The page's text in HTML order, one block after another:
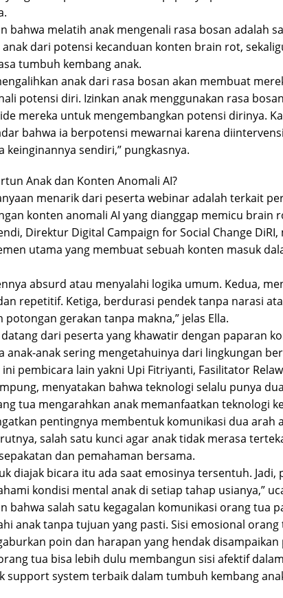
bahwa melatih anak mengenali rasa bosan adalah
dari potensi kecanduan konten brain rot,
tumbuh kembang anak.
anak dari rasa bosan akan membuat
potensi diri. Izinkan anak menggunakan rasa
mereka untuk mengembangkan potensi dirinya.
bahwa ia berpotensi mewarnai karena
keinginannya sendiri,” pungkasnya.
Anak dan Konten Anomali AI?
menarik dari peserta webinar adalah terkait
konten anomali AI yang dianggap memicu brain
Direktur Digital Campaign for Social Change
utama yang membuat sebuah konten masuk
absurd atau menyalahi logika umum. Kedua,
repetitif. Ketiga, berdurasi pendek tanpa narasi
potongan gerakan tanpa makna,” jelas Ella.
dari peserta yang khawatir dengan paparan
anak-anak sering mengetahuinya dari lingkungan
pembicara lain yakni Upi Fitriyanti, Fasilitator
menyatakan bahwa teknologi selalu punya
tua mengarahkan anak memanfaatkan teknologi
pentingnya membentuk komunikasi dua arah
salah satu kunci agar anak tidak merasa
dan pemahaman bersama.
diajak bicara itu ada saat emosinya tersentuh.
kondisi mental anak di setiap tahap usianya,”
bahwa salah satu kegagalan komunikasi orang tua
anak tanpa tujuan yang pasti. Sisi emosional
poin dan harapan yang hendak disampaikan
tua bisa lebih dulu membangun sisi afektif
support system terbaik dalam tumbuh kembang